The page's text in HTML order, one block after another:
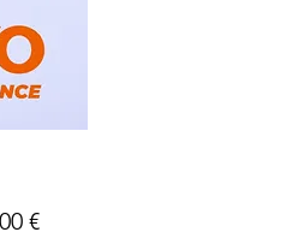
€Prix